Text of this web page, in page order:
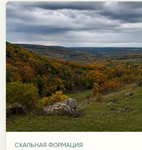
СКАЛЬНАЯ ФОРМАЦИЯ